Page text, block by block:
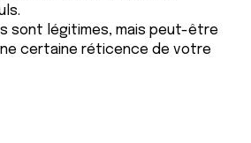
sont légitimes, mais peut-être
certaine réticence de votre